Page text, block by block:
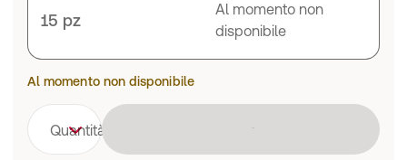
15 pz
Al momento non
disponibile
Al momento non disponibile
Quantità